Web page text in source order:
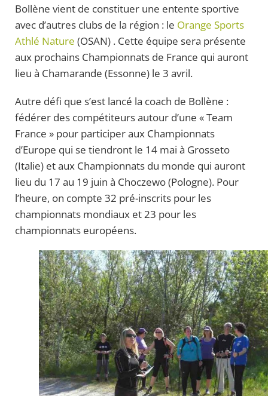
Bollène vient de constituer une entente sportive
avec d’autres clubs de la région : le Orange Sports
Athlé Nature (OSAN) . Cette équipe sera présente
aux prochains Championnats de France qui auront
lieu à Chamarande (Essonne) le 3 avril.
Autre défi que s’est lancé la coach de Bollène :
fédérer des compétiteurs autour d’une « Team
France » pour participer aux Championnats
d’Europe qui se tiendront le 14 mai à Grosseto
(Italie) et aux Championnats du monde qui auront
lieu du 17 au 19 juin à Choczewo (Pologne). Pour
l’heure, on compte 32 pré-inscrits pour les
championnats mondiaux et 23 pour les
championnats européens.